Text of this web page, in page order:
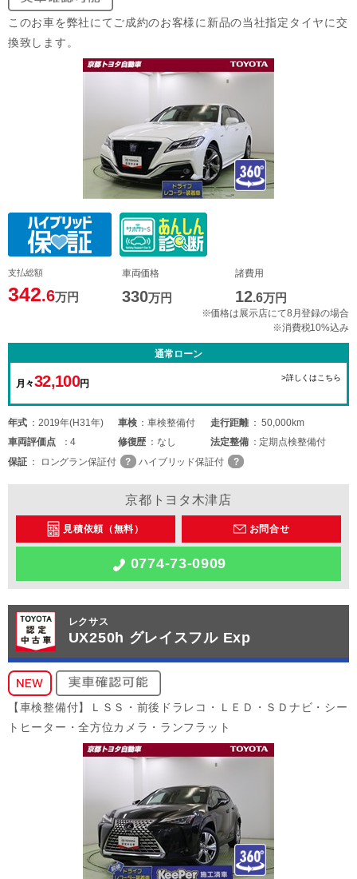
このお車を弊社にてご成約のお客様に新品の当社指定タイヤに交
換致します。
支払総額
342.6万円
車両価格
330万円
諸費用
12.6万円
※価格は展示店にて8月登録の場合
※消費税10%込み
通常ローン
月々32,100円
>詳しくはこちら
年式 2019年(H31年) 車検 車検整備付 走行距離
50,000km
車両評価点 4 修復歴 なし 法定整備
定期点検整備付
保証
ロングラン保証付 ハイブリッド保証付
京都トヨタ木津店
見積依頼（無料） お問合せ
0774-73-0909
レクサス
UX250h グレイスフル Exp
【車検整備付】ＬＳＳ・前後ドラレコ・ＬＥＤ・ＳＤナビ・シー
トヒーター・全方位カメラ・ランフラット